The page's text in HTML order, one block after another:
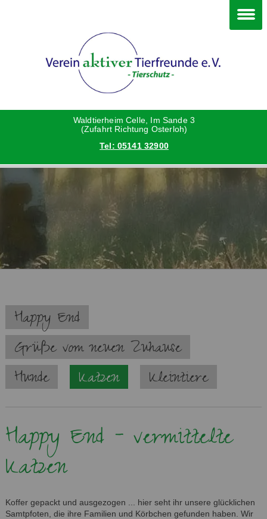
Waldtierheim Celle, Im Sande 3
(Zufahrt Richtung Osterloh)
Tel: 05141 32900
Navigation
überspringen
Happy End
Grüße vom neuen Zuhause
Hunde
Katzen Kleintiere
Happy End - vermittelte
Katzen
Koffer gepackt und ausgezogen ... hier seht ihr unsere glücklichen
Samtpfoten, die ihre Familien und Körbchen gefunden haben. Wir
Katzen
Vermittlungshilfe privat
Danke an die Helfer
Vorstand
Satzung